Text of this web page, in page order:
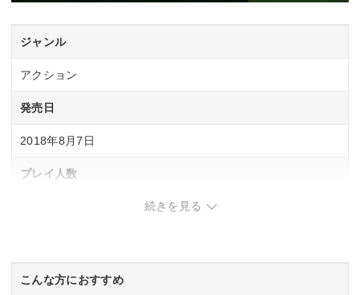
ジャンル
アクション
発売日
2018年8月7日
プレイ人数
CERO「C」15歳以上対象
続きを見る
こんな方におすすめ